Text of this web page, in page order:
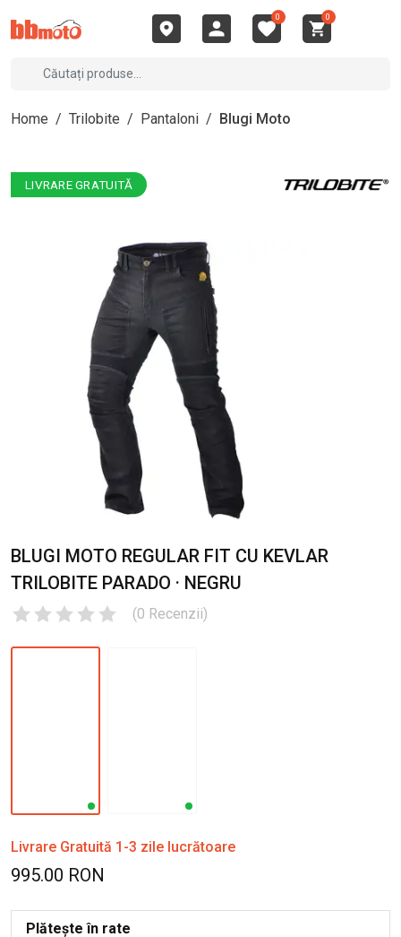
0 0
Home / Trilobite / Pantaloni / Blugi Moto
LIVRARE GRATUITĂ
BLUGI MOTO REGULAR FIT CU KEVLAR
TRILOBITE PARADO · NEGRU
(0 Recenzii)
Livrare Gratuită 1-3 zile lucrătoare
995.00 RON
Plătește în rate